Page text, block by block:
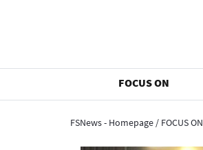
FOCUS ON
FSNews - Homepage / FOCUS ON